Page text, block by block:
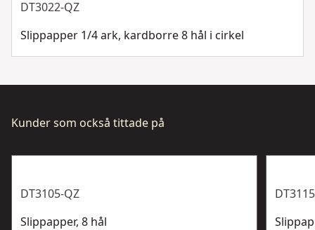
DT3022-QZ
Slippapper 1/4 ark, kardborre 8 hål i cirkel
Kunder som också tittade på
DT3105-QZ
Slippapper, 8 hål